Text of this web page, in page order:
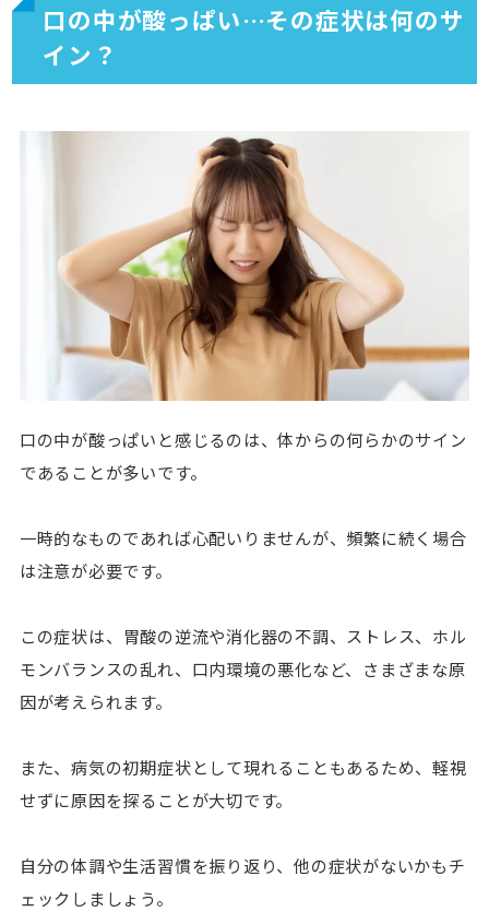
口の中が酸っぱい…その症状は何のサ
イン？
口の中が酸っぱいと感じるのは、体からの何らかのサイン
であることが多いです。
一時的なものであれば心配いりませんが、頻繁に続く場合
は注意が必要です。
この症状は、
胃酸の逆流や消化器の不調、ストレス、ホル
モンバランスの乱れ、口内環境の悪化など、さまざまな原
因が考えられます。
また、病気の初期症状として現れることもあるため、軽視
せずに原因を探ることが大切です。
自分の体調や生活習慣を振り返り、他の症状がないかもチ
ェックしましょう。